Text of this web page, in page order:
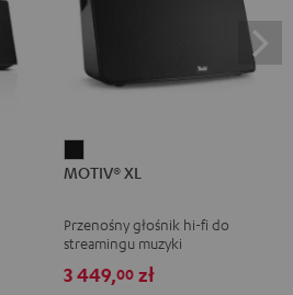
XL
MOTIV® XL
Przenośny głośnik hi-fi do
streamingu muzyki
3 449,00 zł